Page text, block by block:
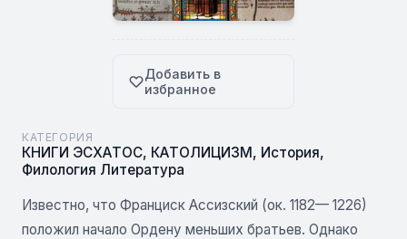
Добавить в
избранное
КАТЕГОРИЯ
КНИГИ ЭСХАТОС, КАТОЛИЦИЗМ, История,
Филология Литература
Известно, что Франциск Ассизский (ок. 1182— 1226)
положил начало Ордену меньших братьев. Однако